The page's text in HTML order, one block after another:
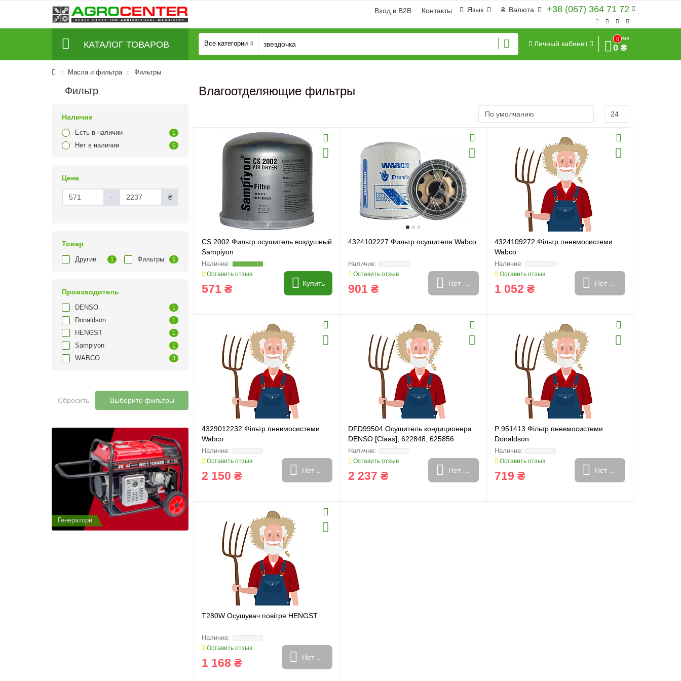
+38 (067) 364 71 72
₴ Валюта
Язык
Вход в B2B Контакты
КАТАЛОГ ТОВАРОВ Все категории Личный кабинет
0
Сумма
0 ₴
Масла и фильтра Фильтры
Фильтр
Наличие
Есть в наличии 1
Нет в наличии 6
Цена
- ₴
Товар
Другие 1 Фильтры 5
Производитель
DENSO 1
Donaldson 1
HENGST 1
Sampiyon 1
WABCO 3
Сбросить Выберите фильтры
Генератори Генератори
Влагоотделяющие фильтры
CS 2002 Фильтр осушитель воздушный
Sampiyon
Оставить отзыв
571 ₴ Купить
4324102227 Фильтр осушителя Wabco
Оставить отзыв
901 ₴ Нет в наличии
4324109272 Фільтр пневмосистеми
Wabco
Оставить отзыв
1 052 ₴ Нет в наличии
4329012232 Фільтр пневмосистеми
Wabco
Оставить отзыв
2 150 ₴ Нет в наличии
DFD99504 Осушитель кондиционера
DENSO [Claas], 622848, 625856
Оставить отзыв
2 237 ₴ Нет в наличии
P 951413 Фільтр пневмосистеми
Donaldson
Оставить отзыв
719 ₴ Нет в наличии
T280W Осушувач повітря HENGST
Оставить отзыв
1 168 ₴ Нет в наличии